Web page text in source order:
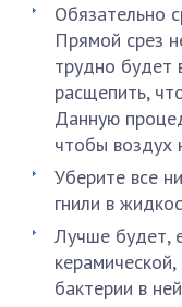
Обязательно
Прямой срез
трудно будет
расщепить,
Данную
чтобы воздух
Уберите все
гнили в
Лучше будет,
бактерии в